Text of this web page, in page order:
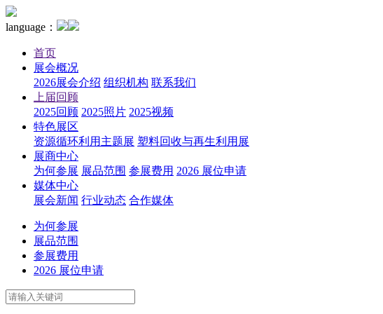
language：
首页
展会概况
2026展会介绍 组织机构 联系我们
上届回顾
2025回顾 2025照片 2025视频
特色展区
资源循环利用主题展 塑料回收与再生利用展
展商中心
为何参展 展品范围 参展费用 2026 展位申请
媒体中心
展会新闻 行业动态 合作媒体
为何参展
展品范围
参展费用
2026 展位申请